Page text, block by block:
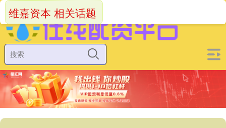
维嘉资本 相关话题